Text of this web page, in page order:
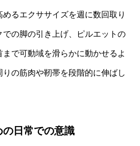
るエクササイズを週に数回取り
での脚の引き上げ、ピルエットの
で可動域を滑らかに動かせるよ
りの筋肉や靭帯を段階的に伸ばし
日常での意識